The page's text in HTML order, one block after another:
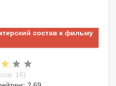
состав к фильму
16)